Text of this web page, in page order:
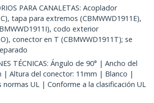
PARA CANALETAS: Acoplador
tapa para extremos (CBMWWD1911E),
codo exterior
conector en T (CBMWWD1911T); se
TÉCNICAS: Ángulo de 90° | Ancho del
| Altura del conector: 11mm | Blanco |
normas UL | Conforme a la clasificación UL